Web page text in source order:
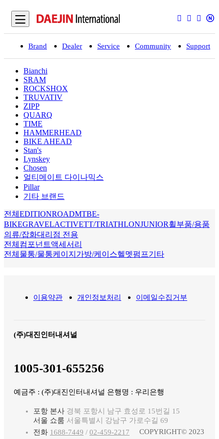
Brand Dealer Service Community Support
Bianchi
SRAM
ROCKSHOX
TRUVATIV
ZIPP
QUARQ
TIME
HAMMERHEAD
BIKE AHEAD
Stan's
Lynskey
Chosen
얼티메이트 다이나믹스
Pillar
기타 브랜드
전체 EDITIONROADMTBE-
BIKEGRAVELACTIVETT/TRIATHLONJUNIOR휠부품/용품
의류/잡화대리점 전용
전체 컴포넌트액세서리
전체 물통/물통케이지 가방/케이스헬멧펌프기타
이용약관 개인정보처리 이메일수집거부
(주)대진인터내셔널
1005-301-655256
예금주 : (주)대진인터내셔널 은행명 : 우리은행
포항 본사 경북 포항시 남구 효성로 15번길 15
서울 쇼룸 서울특별시 강남구 가로수길 69
전화 1688-7449 / 02-459-2217 COPYRIGHT© 2023